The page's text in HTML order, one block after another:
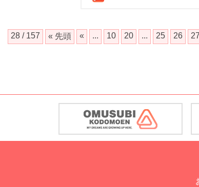
28 / 157 « 先頭 « ... 10 20 ... 25 26 27